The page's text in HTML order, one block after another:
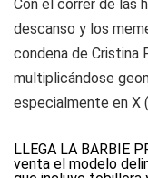
Con el correr de las
descanso y los
condena de Cristina
multiplicándose
especialmente en X
LLEGA LA BARBIE
venta el modelo